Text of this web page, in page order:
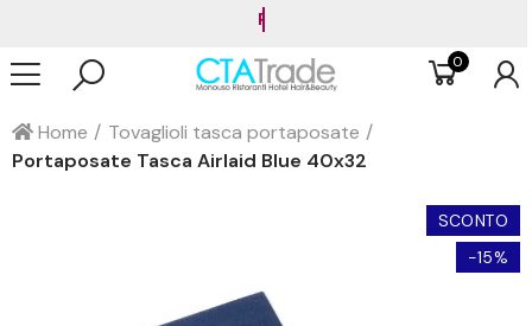
Paga in 3 rate senza interessi con PayPal o Klarna
0
Home
Tovaglioli tasca portaposate
Portaposate Tasca Airlaid Blue 40x32
SCONTO
-15%